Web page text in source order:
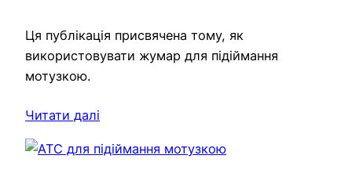
Ця публікація присвячена тому, як
використовувати жумар для підіймання
мотузкою.
Читати далі